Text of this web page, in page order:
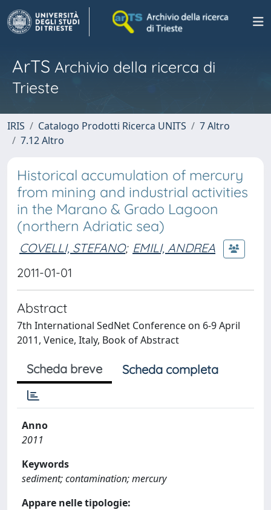
ArTS Archivio della ricerca di
Trieste
IRIS Catalogo Prodotti Ricerca UNITS
7 Altro
7.12 Altro
Historical accumulation of mercury
from mining and industrial activities
in the Marano & Grado Lagoon
(northern Adriatic sea)
COVELLI, STEFANO; EMILI, ANDREA
2011-01-01
Abstract
7th International SedNet Conference on 6-9 April
2011, Venice, Italy, Book of Abstract
Scheda breve Scheda completa
Anno
2011
Keywords
sediment; contamination; mercury
Appare nelle tipologie: